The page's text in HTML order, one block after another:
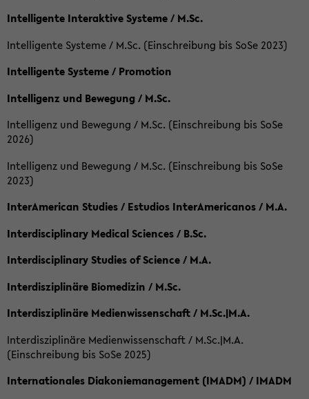
Intelligente Interaktive Systeme / M.Sc.
Intelligente Systeme / M.Sc. (Einschreibung bis SoSe 2023)
Intelligente Systeme / Promotion
Intelligenz und Bewegung / M.Sc.
Intelligenz und Bewegung / M.Sc. (Einschreibung bis SoSe
2026)
Intelligenz und Bewegung / M.Sc. (Einschreibung bis SoSe
2023)
InterAmerican Studies / Estudios InterAmericanos / M.A.
Interdisciplinary Medical Sciences / B.Sc.
Interdisciplinary Studies of Science / M.A.
Interdisziplinäre Biomedizin / M.Sc.
Interdisziplinäre Medienwissenschaft / M.Sc.|M.A.
Interdisziplinäre Medienwissenschaft / M.Sc.|M.A.
(Einschreibung bis SoSe 2025)
Internationales Diakoniemanagement (IMADM) / IMADM